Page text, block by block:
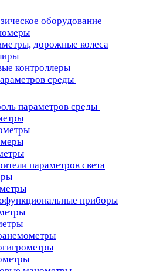
оборудование
дорожные колеса
контроллеры
среды
параметров среды
параметров света
приборы